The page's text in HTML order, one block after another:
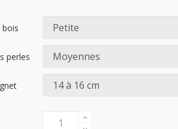
bois
perles